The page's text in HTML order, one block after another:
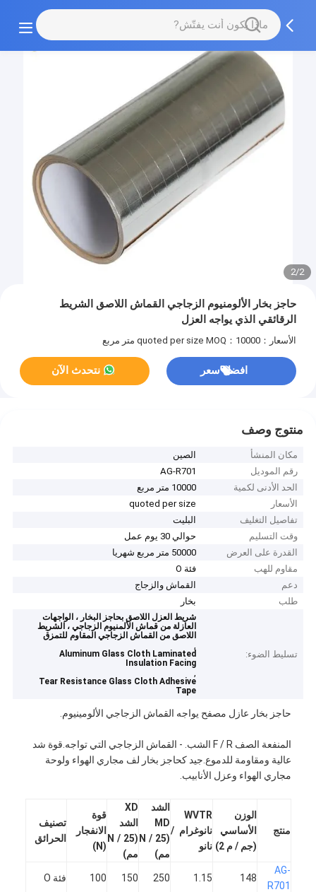
2/2
حاجز بخار الألومنيوم الزجاجي القماش اللاصق الشريط
الرقائقي الذي يواجه العزل
الأسعار：quoted per size MOQ：10000 متر مربع
افضل سعر نتحدث الآن
منتوج وصف
مكان المنشأ
الصين
رقم الموديل
AG-R701
الحد الأدنى لكمية
10000 متر مربع
الأسعار
quoted per size
تفاصيل التغليف
البليت
وقت التسليم
حوالي 30 يوم عمل
القدرة على العرض
50000 متر مربع شهريا
مقاوم للهب
فئة O
دعم
القماش والزجاج
طلب
بخار
تسليط الضوء:
شريط العزل اللاصق بحاجز البخار ، الواجهات
العازلة من قماش الألمنيوم الزجاجي ، الشريط
اللاصق من القماش الزجاجي المقاوم للتمزق
,
Aluminum Glass Cloth Laminated
Insulation Facing
,
Tear Resistance Glass Cloth Adhesive
Tape
حاجز بخار عازل مصفح يواجه القماش الزجاجي الألومينيوم.
المنفعة الصف F / R الشب. - القماش الزجاجي التي تواجه.قوة شد
عالية ومقاومة للدموع.جيد كحاجز بخار لف مجاري الهواء ولوحة
مجاري الهواء وعزل الأنابيب.
منتج
الوزن
الأساسي
(جم / م 2)
WVTR
نانوغرام /
نانو
الشد
MD
(N / 25
مم)
XD
الشد
(N / 25
مم)
قوة
الانفجار
(N)
تصنيف
الحرائق
AG-
R701
148
1.15
250
150
100 فئة O